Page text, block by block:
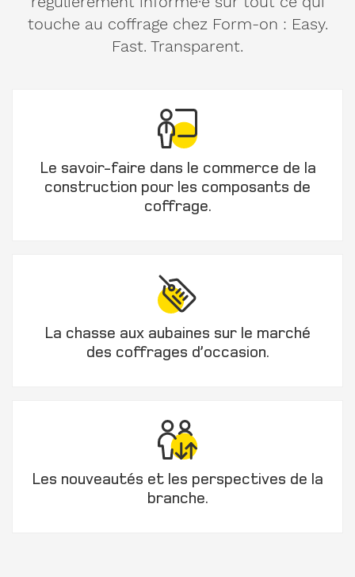
touche au coffrage chez Form-on : Easy.
Fast. Transparent.
Le savoir-faire dans le commerce de la
construction pour les composants de
coffrage.
La chasse aux aubaines sur le marché
des coffrages d’occasion.
Les nouveautés et les perspectives de la
branche.
Composants
de coffrage
Coffrages
à Form-
on :